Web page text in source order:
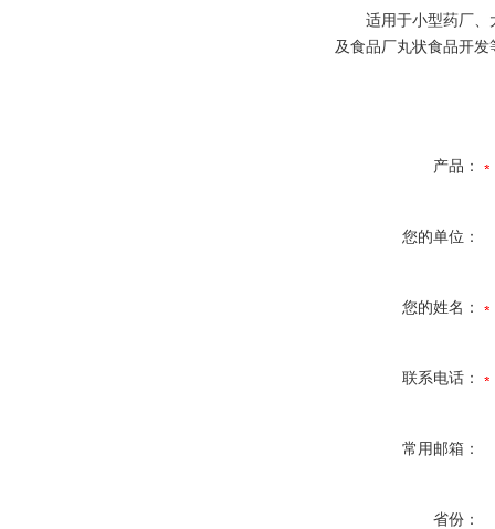
适用于小型药厂、大
及食品厂丸状食品开发
产品：
您的单位：
您的姓名：
联系电话：
常用邮箱：
省份：